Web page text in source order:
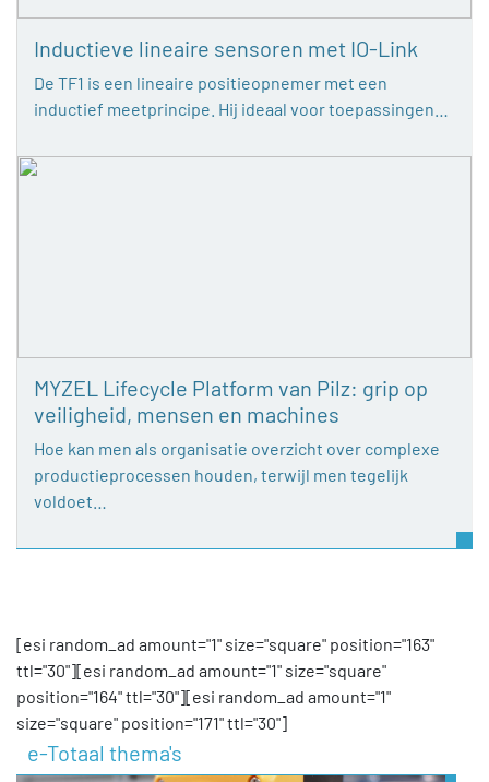
Inductieve lineaire sensoren met IO-Link
De TF1 is een lineaire positieopnemer met een
inductief meetprincipe. Hij ideaal voor toepassingen…
MYZEL Lifecycle Platform van Pilz: grip op
veiligheid, mensen en machines
Hoe kan men als organisatie overzicht over complexe
productieprocessen houden, terwijl men tegelijk
voldoet…
[esi random_ad amount="1" size="square" position="163"
ttl="30"][esi random_ad amount="1" size="square"
position="164" ttl="30"][esi random_ad amount="1"
size="square" position="171" ttl="30"]
e-Totaal thema's